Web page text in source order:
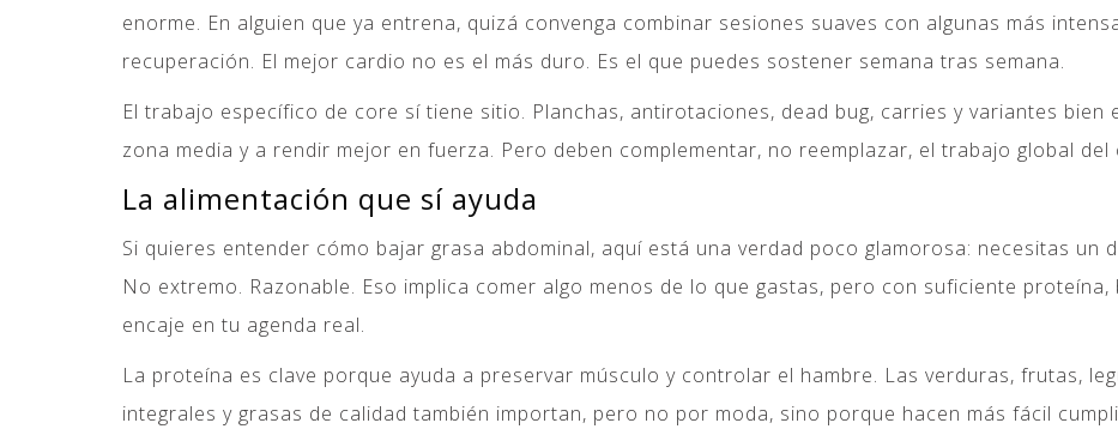
enorme. En alguien que ya entrena, quizá convenga combinar sesiones suaves con algunas más
recuperación. El mejor cardio no es el más duro. Es el que puedes sostener semana tras semana.
El trabajo específico de core sí tiene sitio. Planchas, antirotaciones, dead bug, carries y variantes bien
zona media y a rendir mejor en fuerza. Pero deben complementar, no reemplazar, el trabajo global del
La alimentación que sí ayuda
Si quieres entender cómo bajar grasa abdominal, aquí está una verdad poco glamorosa: necesitas un
No extremo. Razonable. Eso implica comer algo menos de lo que gastas, pero con suficiente
encaje en tu agenda real.
La proteína es clave porque ayuda a preservar músculo y controlar el hambre. Las verduras, frutas,
integrales y grasas de calidad también importan, pero no por moda, sino porque hacen más fácil